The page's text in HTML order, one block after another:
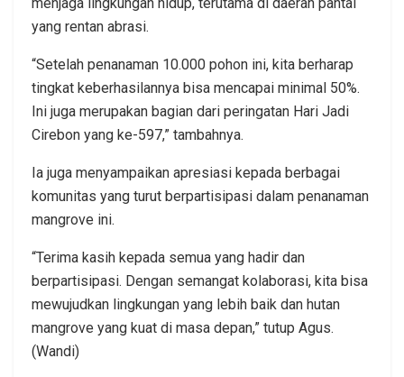
yang rentan abrasi.
“Setelah penanaman 10.000 pohon ini, kita berharap
tingkat keberhasilannya bisa mencapai minimal 50%.
Ini juga merupakan bagian dari peringatan Hari Jadi
Cirebon yang ke-597,” tambahnya.
Ia juga menyampaikan apresiasi kepada berbagai
komunitas yang turut berpartisipasi dalam penanaman
mangrove ini.
“Terima kasih kepada semua yang hadir dan
berpartisipasi. Dengan semangat kolaborasi, kita bisa
mewujudkan lingkungan yang lebih baik dan hutan
mangrove yang kuat di masa depan,” tutup Agus.
(Wandi)